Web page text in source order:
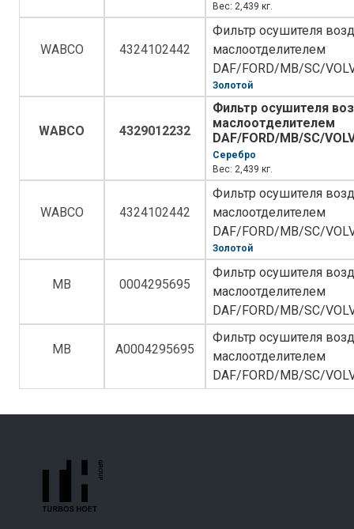
Вес: 2,439 кг.
WABCO 4324102442
Фильтр осушителя
маслоотделителем
DAF/FORD/MB/SC/
Золотой
WABCO 4329012232
Фильтр осушителя
маслоотделителем
DAF/FORD/MB/SC/
Серебро
Вес: 2,439 кг.
WABCO 4324102442
Фильтр осушителя
маслоотделителем
DAF/FORD/MB/SC/
Золотой
MB 0004295695
Фильтр осушителя
маслоотделителем
DAF/FORD/MB/SC/
MB A0004295695
Фильтр осушителя
маслоотделителем
DAF/FORD/MB/SC/